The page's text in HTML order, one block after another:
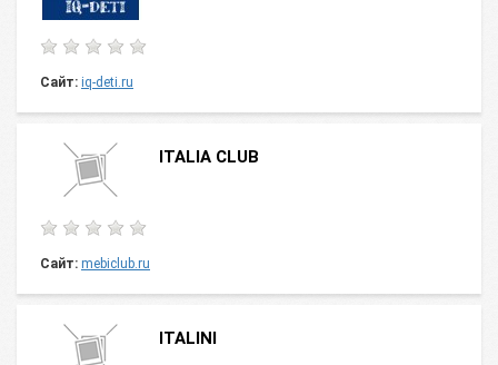
Сайт: iq-deti.ru
ITALIA CLUB
Сайт: mebiclub.ru
ITALINI